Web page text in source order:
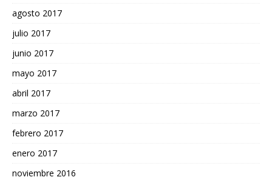
agosto 2017
julio 2017
junio 2017
mayo 2017
abril 2017
marzo 2017
febrero 2017
enero 2017
noviembre 2016